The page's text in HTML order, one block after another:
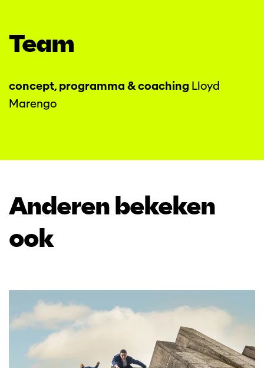
Team
concept, programma & coaching Lloyd
Marengo
Anderen bekeken
ook